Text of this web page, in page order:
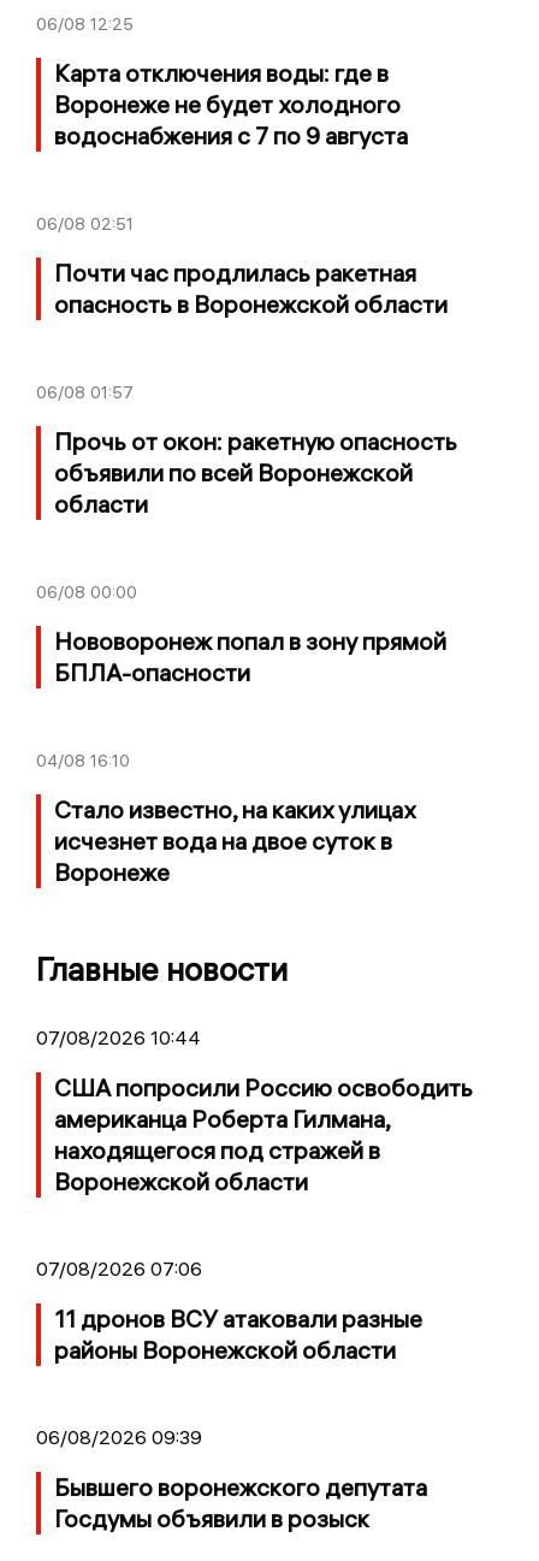
06/08 12:25
Карта отключения воды: где в
Воронеже не будет холодного
водоснабжения с 7 по 9 августа
06/08 02:51
Почти час продлилась ракетная
опасность в Воронежской области
06/08 01:57
Прочь от окон: ракетную опасность
объявили по всей Воронежской
области
06/08 00:00
Нововоронеж попал в зону прямой
БПЛА-опасности
04/08 16:10
Стало известно, на каких улицах
исчезнет вода на двое суток в
Воронеже
Главные новости
07/08/2026 10:44
США попросили Россию освободить
американца Роберта Гилмана,
находящегося под стражей в
Воронежской области
07/08/2026 07:06
11 дронов ВСУ атаковали разные
районы Воронежской области
06/08/2026 09:39
Бывшего воронежского депутата
Госдумы объявили в розыск